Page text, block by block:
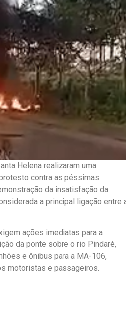
Helena realizaram uma
contra as péssimas
da insatisfação da
a principal ligação entre
ações imediatas para a
da ponte sobre o rio Pindaré,
e ônibus para a MA-106,
motoristas e passageiros.